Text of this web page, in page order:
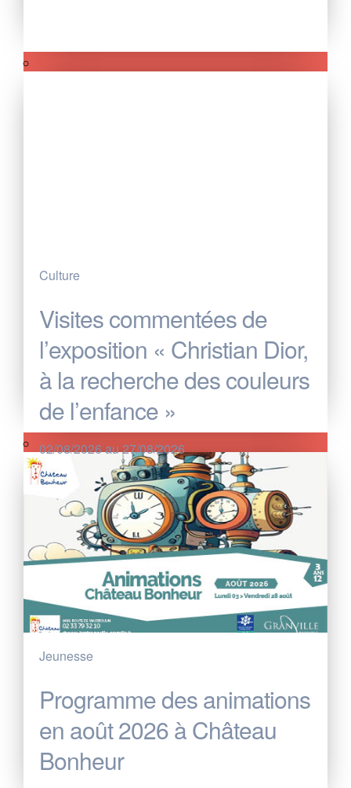
Culture
Visites commentées de
l’exposition « Christian Dior,
à la recherche des couleurs
de l’enfance »
02/08/2026 au 27/08/2026
Jeunesse
Programme des animations
en août 2026 à Château
Bonheur